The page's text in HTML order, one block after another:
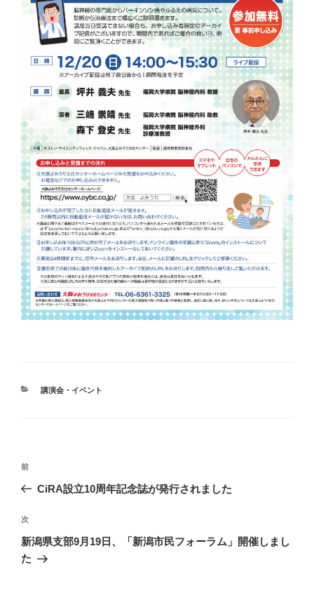
カ
講演会・イベント
投
ビ
ゲ
ー
前
の
稿
前
CiRA設立10周年記念誌が発行されました
次
の
投
次
新潟県支部9月19日、「新潟市民フォーラム」開催しまし
た